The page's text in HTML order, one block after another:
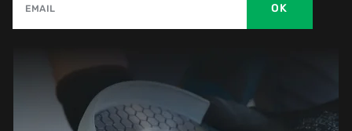
EMAIL OK